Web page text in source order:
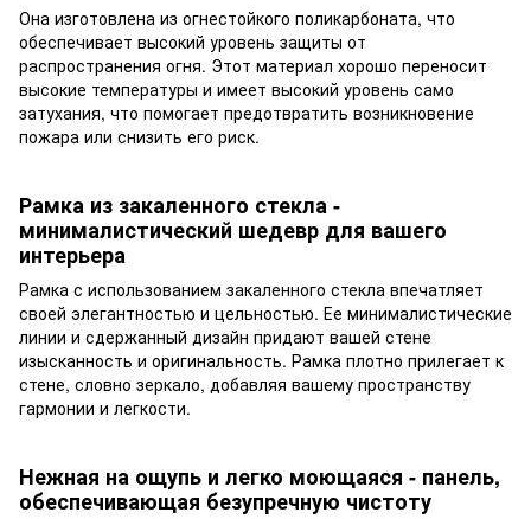
Она изготовлена из огнестойкого поликарбоната, что
обеспечивает высокий уровень защиты от
распространения огня. Этот материал хорошо переносит
высокие температуры и имеет высокий уровень само
затухания, что помогает предотвратить возникновение
пожара или снизить его риск.
Рамка из закаленного стекла -
минималистический шедевр для вашего
интерьера
Рамка с использованием закаленного стекла впечатляет
своей элегантностью и цельностью. Ее минималистические
линии и сдержанный дизайн придают вашей стене
изысканность и оригинальность. Рамка плотно прилегает к
стене, словно зеркало, добавляя вашему пространству
гармонии и легкости.
Нежная на ощупь и легко моющаяся - панель,
обеспечивающая безупречную чистоту